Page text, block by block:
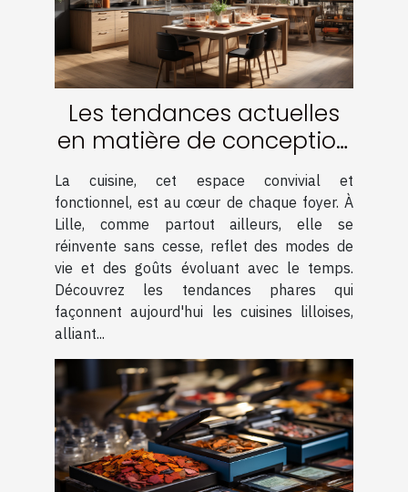
Les tendances actuelles
en matière de conception
de cuisine à Lille
La cuisine, cet espace convivial et
fonctionnel, est au cœur de chaque foyer. À
Lille, comme partout ailleurs, elle se
réinvente sans cesse, reflet des modes de
vie et des goûts évoluant avec le temps.
Découvrez les tendances phares qui
façonnent aujourd'hui les cuisines lilloises,
alliant...